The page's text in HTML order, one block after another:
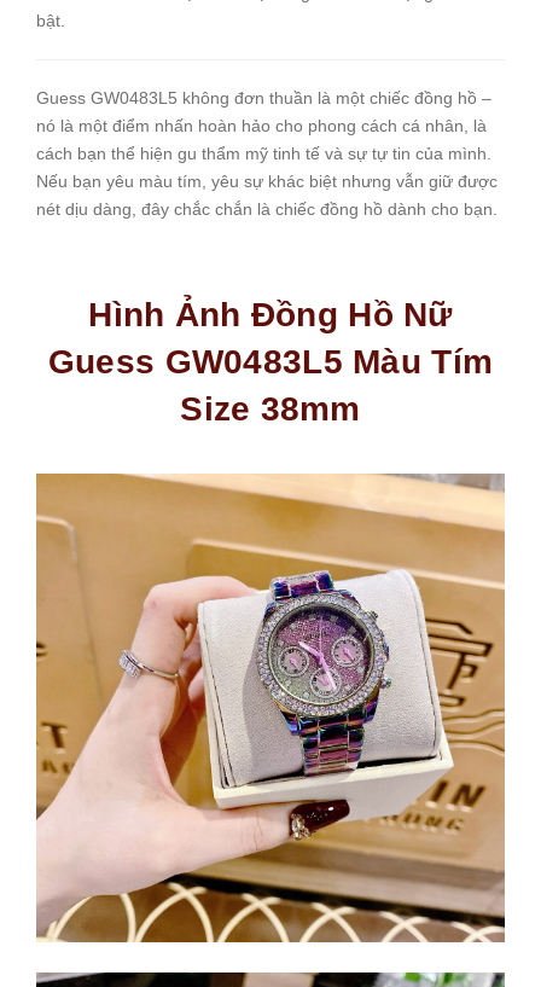
bật.
Guess GW0483L5 không đơn thuần là một chiếc đồng hồ –
nó là một điểm nhấn hoàn hảo cho phong cách cá nhân, là
cách bạn thể hiện gu thẩm mỹ tinh tế và sự tự tin của mình.
Nếu bạn yêu màu tím, yêu sự khác biệt nhưng vẫn giữ được
nét dịu dàng, đây chắc chắn là chiếc đồng hồ dành cho bạn.
Hình Ảnh Đồng Hồ Nữ
Guess GW0483L5 Màu Tím
Size 38mm